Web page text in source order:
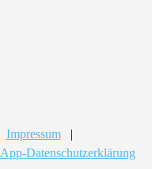
Impressum
|
App-Datenschutzerklärung